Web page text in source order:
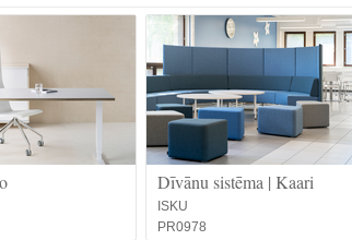
Dīvānu sistēma | Kaari
ISKU
PR0978